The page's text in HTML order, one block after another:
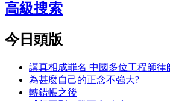
高級搜索
今日頭版
講真相成罪名 中國多位工程師律
為甚麼自己的正念不強大?
轉錯帳之後